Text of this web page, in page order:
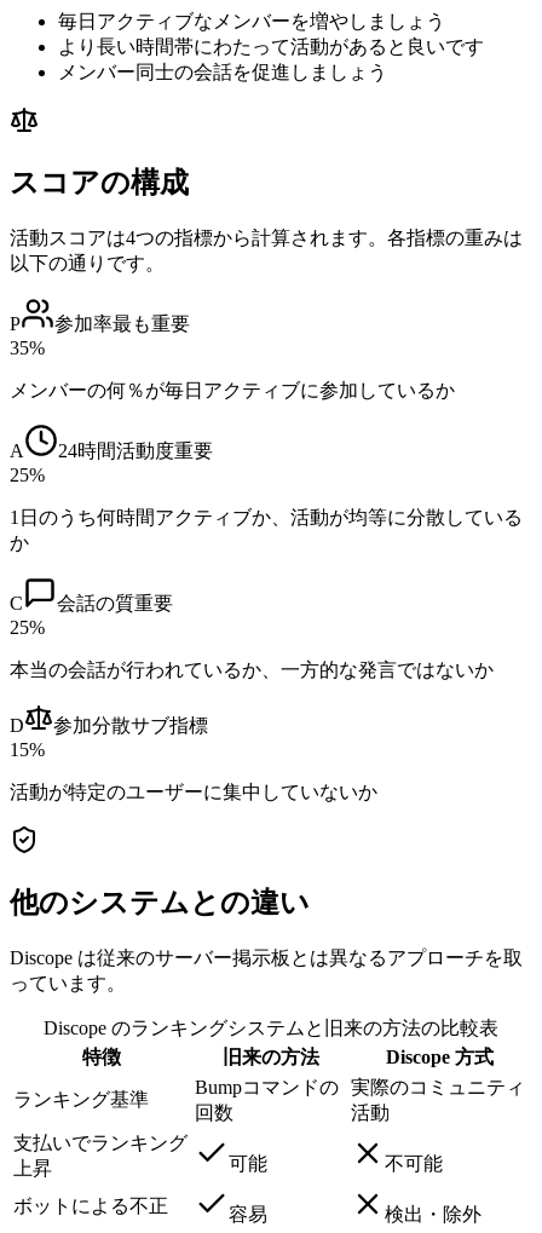
毎日アクティブなメンバーを増やしましょう
より長い時間帯にわたって活動があると良いです
メンバー同士の会話を促進しましょう
スコアの構成
活動スコアは4つの指標から計算されます。各指標の重みは
以下の通りです。
P 参加率最も重要
35%
メンバーの何％が毎日アクティブに参加しているか
A 24時間活動度重要
25%
1日のうち何時間アクティブか、活動が均等に分散している
か
C 会話の質重要
25%
本当の会話が行われているか、一方的な発言ではないか
D 参加分散サブ指標
15%
活動が特定のユーザーに集中していないか
他のシステムとの違い
Discope は従来のサーバー掲示板とは異なるアプローチを取
っています。
Discope のランキングシステムと旧来の方法の比較表
特徴
旧来の方法 Discope 方式
ランキング基準
Bumpコマンドの
回数
実際のコミュニティ
活動
支払いでランキング
上昇
可能 不可能
ボットによる不正 容易 検出・除外